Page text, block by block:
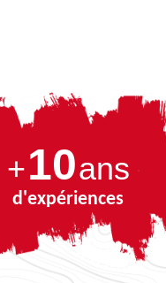
+10ans
d'expériences